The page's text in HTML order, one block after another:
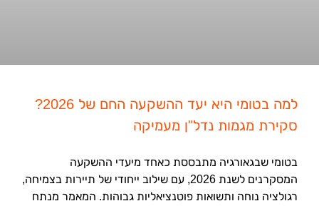
למה בטומי היא יעד ההשקעה החם של 2026?
סקירת מגמות נדל"ן מעמיקה
בטומי שבגאורגיה מתבססת כאחד מיעדי ההשקעה
המסקרנים לשנת 2026, עם שילוב ייחודי של תיירות בצמיחה,
רגולציה נוחה ותשואות פוטנציאליות גבוהות. המאמר מנתח